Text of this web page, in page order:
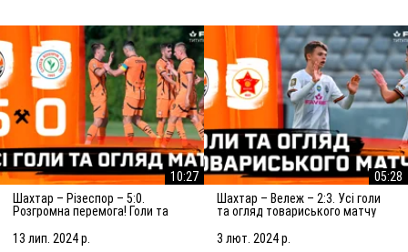
10:27
Шахтар – Різеспор – 5:0.
Розгромна перемога! Голи та
13 лип. 2024 р.
05:28
Шахтар – Вележ – 2:3. Усі голи
та огляд товариського матчу
3 лют. 2024 р.